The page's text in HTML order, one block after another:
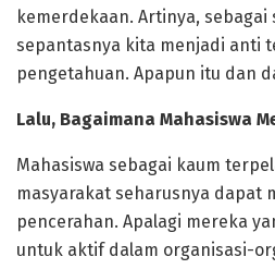
kemerdekaan. Artinya,
sepantasnya kita menjadi anti
pengetahuan. Apapun itu dan
Lalu, Bagaimana Mahasiswa
Mahasiswa sebagai kaum
masyarakat seharusnya dapat
pencerahan. Apalagi mereka
untuk aktif dalam organisasi-